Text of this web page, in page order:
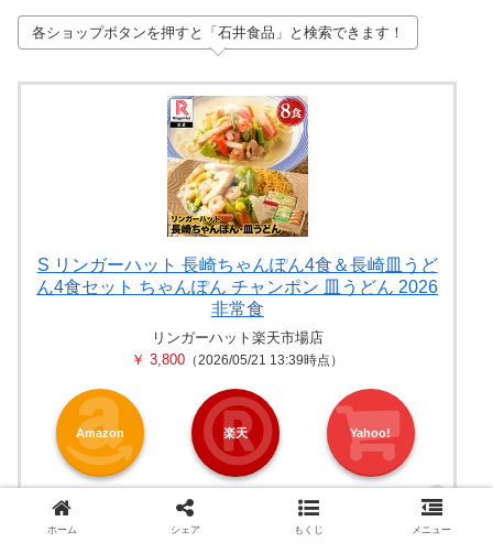
各ショップボタンを押すと「石井食品」と検索できます！
S リンガーハット 長崎ちゃんぽん4食＆長崎皿うど
ん4食セット ちゃんぽん チャンポン 皿うどん 2026
非常食
リンガーハット楽天市場店
￥ 3,800 （2026/05/21 13:39時点）
Amazon 楽天 Yahoo!
ホーム シェア もくじ メニュー